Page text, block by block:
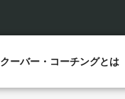
クーバー・コーチングとは